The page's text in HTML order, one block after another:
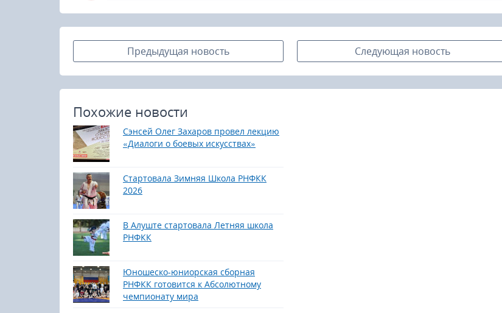
Предыдущая новость Следующая новость
Похожие новости
Сэнсей Олег Захаров провел лекцию
«Диалоги о боевых искусствах»
Стартовала Зимняя Школа РНФКК
2026
В Алуште стартовала Летняя школа
РНФКК
Юношеско-юниорская сборная
РНФКК готовится к Абсолютному
чемпионату мира